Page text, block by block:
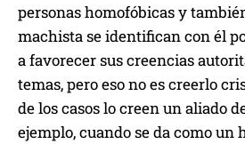
personas homofóbicas y
machista se identifican con él
a favorecer sus creencias
temas, pero eso no es creerlo
de los casos lo creen un aliado
ejemplo, cuando se da como un